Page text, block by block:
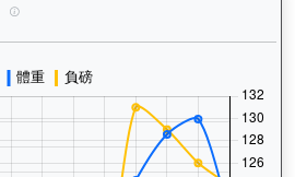
背背龍（H374）— 馬匹體重與負磅走